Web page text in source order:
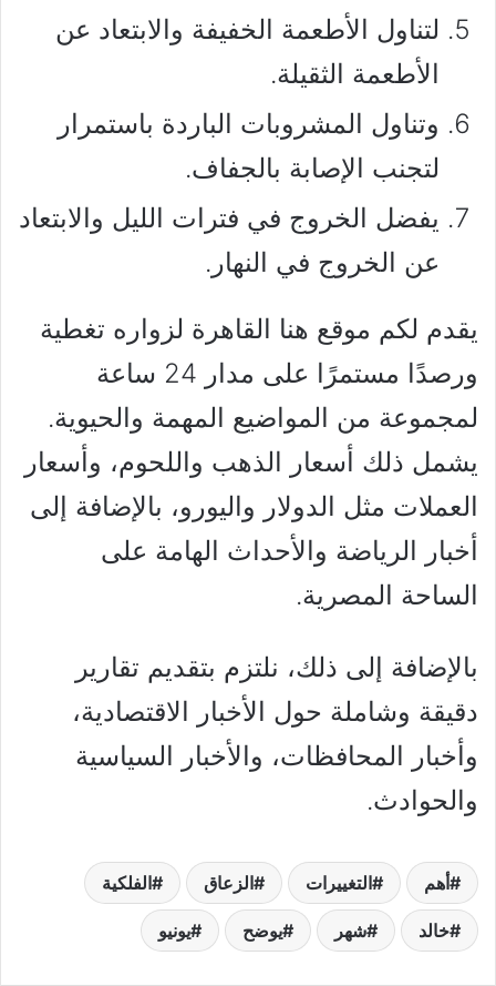
لتناول الأطعمة الخفيفة والابتعاد عن
الأطعمة الثقيلة.
وتناول المشروبات الباردة باستمرار
لتجنب الإصابة بالجفاف.
يفضل الخروج في فترات الليل والابتعاد
عن الخروج في النهار.
يقدم لكم موقع هنا القاهرة لزواره تغطية
ورصدًا مستمرًا على مدار 24 ساعة
لمجموعة من المواضيع المهمة والحيوية.
يشمل ذلك أسعار الذهب واللحوم، وأسعار
العملات مثل الدولار واليورو، بالإضافة إلى
أخبار الرياضة والأحداث الهامة على
الساحة المصرية.
بالإضافة إلى ذلك، نلتزم بتقديم تقارير
دقيقة وشاملة حول الأخبار الاقتصادية،
وأخبار المحافظات، والأخبار السياسية
والحوادث.
أهم التغييرات الزعاق الفلكية
خالد شهر يوضح يونيو